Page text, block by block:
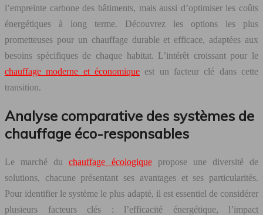
l’empreinte carbone des bâtiments, mais aussi d’optimiser les coûts
énergétiques à long terme. Découvrez les options les plus
prometteuses pour un chauffage durable et efficace, adaptées aux
besoins spécifiques de chaque habitat. L’intérêt croissant pour le
chauffage moderne et économique est un facteur clé dans cette
transition.
Analyse comparative des systèmes de
chauffage éco-responsables
Le marché duchauffage écologiquepropose une diversité de
solutions, chacune présentant ses avantages et ses particularités.
Pour identifier le système le plus adapté, il est essentiel de considérer
plusieurs facteurs clés : l’efficacité énergétique, l’impact